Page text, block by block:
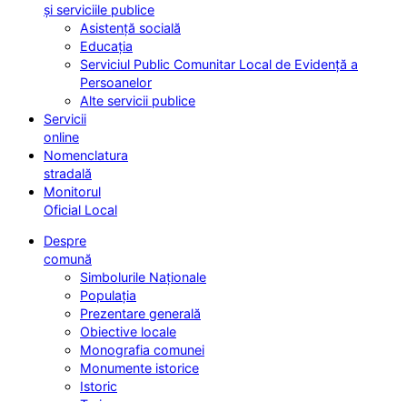
și serviciile publice
Asistență socială
Educația
Serviciul Public Comunitar Local de Evidență a
Persoanelor
Alte servicii publice
Servicii
online
Nomenclatura
stradală
Monitorul
Oficial Local
Despre
comună
Simbolurile Naționale
Populația
Prezentare generală
Obiective locale
Monografia comunei
Monumente istorice
Istoric